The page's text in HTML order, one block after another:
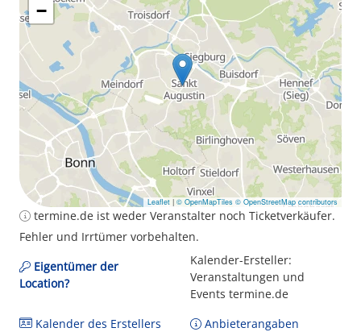
−
Leaflet | © OpenMapTiles © OpenStreetMap contributors
termine.de ist weder Veranstalter noch Ticketverkäufer.
Fehler und Irrtümer vorbehalten.
Eigentümer der
Location?
Kalender-Ersteller:
Veranstaltungen und
Events termine.de
Kalender des Erstellers
Anbieterangaben